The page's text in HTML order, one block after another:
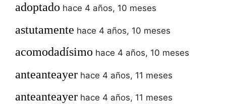
adoptado hace 4 años, 10 meses
astutamente hace 4 años, 10 meses
acomodadísimo hace 4 años, 10 meses
anteanteayer hace 4 años, 11 meses
anteanteayer hace 4 años, 11 meses